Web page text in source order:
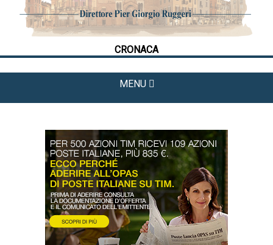
CRONACA
MENU
LA FOTO
METEO
CULTURA
DAL TERRITORIO
OROSCOPO
LA PIAZZA
ANIMALI
OCCHIO ALLA TRUFFA
NECROLOGI